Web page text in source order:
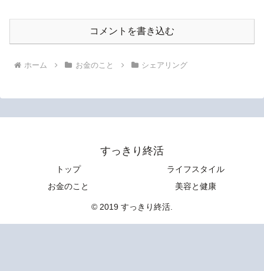
コメントを書き込む
ホーム お金のこと シェアリング
すっきり終活
トップ
ライフスタイル
お金のこと
美容と健康
© 2019 すっきり終活.